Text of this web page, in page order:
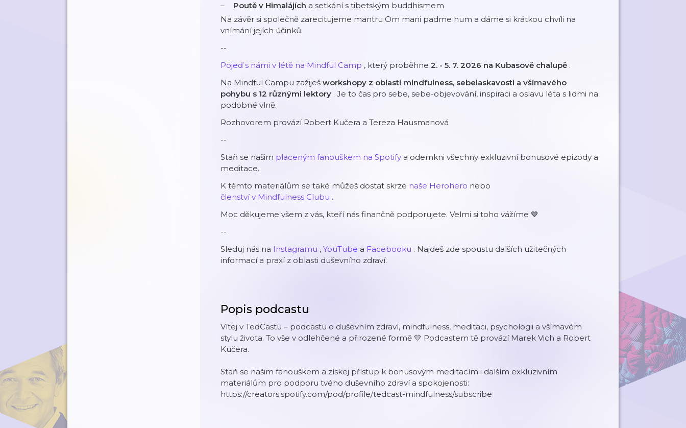
Poutě v Himalájích a setkání s tibetským buddhismem
Na závěr si společně zarecitujeme mantru Om mani padme hum a dáme si krátkou chvíli na
vnímání jejích účinků.
--
Pojeď s námi v létě na Mindful Camp⁠ , který proběhne 2. - 5. 7. 2026 na Kubasově chalupě .
Na Mindful Campu zažiješ workshopy z oblasti mindfulness, sebelaskavosti a všímavého
pohybu s 12 různými lektory . Je to čas pro sebe, sebe-objevování, inspiraci a oslavu léta s lidmi na
podobné vlně.
Rozhovorem provází Robert Kučera a Tereza Hausmanová
--
Staň se našim ⁠⁠⁠⁠⁠placeným fanouškem na Spotify⁠⁠⁠⁠⁠ a odemkni všechny exkluzivní bonusové epizody a
meditace.
K těmto materiálům se také můžeš dostat skrze ⁠⁠⁠⁠⁠naše Herohero⁠⁠⁠⁠⁠ nebo
⁠⁠⁠⁠⁠členství v Mindfulness Clubu⁠⁠⁠⁠⁠ .
Moc děkujeme všem z vás, kteří nás finančně podporujete. Velmi si toho vážíme 💙
--
Sleduj nás na ⁠⁠⁠⁠⁠⁠⁠Instagramu⁠⁠⁠⁠⁠⁠⁠ , ⁠⁠⁠⁠⁠⁠⁠YouTube⁠⁠⁠⁠⁠⁠⁠ a ⁠⁠⁠⁠⁠⁠⁠Facebooku⁠⁠⁠⁠⁠⁠⁠ . Najdeš zde spoustu dalších užitečných
informací a praxí z oblasti duševního zdraví.
Popis podcastu
Vítej v TeďCastu – podcastu o duševním zdraví, mindfulness, meditaci, psychologii a všímavém
stylu života. To vše v odlehčené a přirozené formě 💛 Podcastem tě provází Marek Vich a Robert
Kučera.
Staň se našim fanouškem a získej přístup k bonusovým meditacím i dalším exkluzivním
materiálům pro podporu tvého duševního zdraví a spokojenosti:
https://creators.spotify.com/pod/profile/tedcast-mindfulness/subscribe